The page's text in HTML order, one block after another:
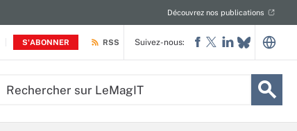
S'ABONNER
Découvrez nos publications
RSS Suivez-nous: